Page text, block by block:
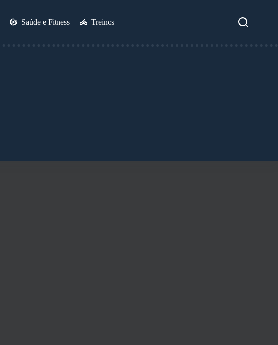
Saúde e Fitness Treinos